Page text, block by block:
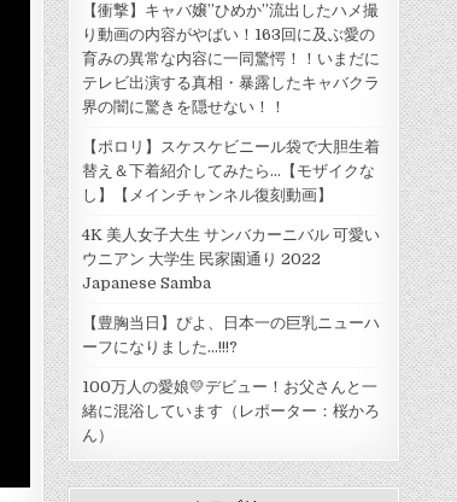
【衝撃】キャバ嬢”ひめか”流出したハメ撮
り動画の内容がやばい！163回に及ぶ愛の
育みの異常な内容に一同驚愕！！いまだに
テレビ出演する真相・暴露したキャバクラ
界の闇に驚きを隠せない！！
【ポロリ】スケスケビニール袋で大胆生着
替え＆下着紹介してみたら...【モザイクな
し】【メインチャンネル復刻動画】
4K 美人女子大生 サンバカーニバル 可愛い
ウニアン 大学生 民家園通り 2022
Japanese Samba
【豊胸当日】ぴよ、日本一の巨乳ニューハ
ーフになりました…!!!?
100万人の愛娘💛デビュー！お父さんと一
緒に混浴しています（レポーター：桜かろ
ん）